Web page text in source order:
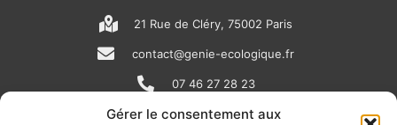
Gérer le consentement aux
21 Rue de Cléry, 75002 Paris
contact@genie-ecologique.fr
07 46 27 28 23